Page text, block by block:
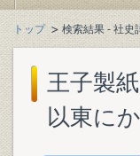
トップ 検索結果 - 社史
王子製
以東に